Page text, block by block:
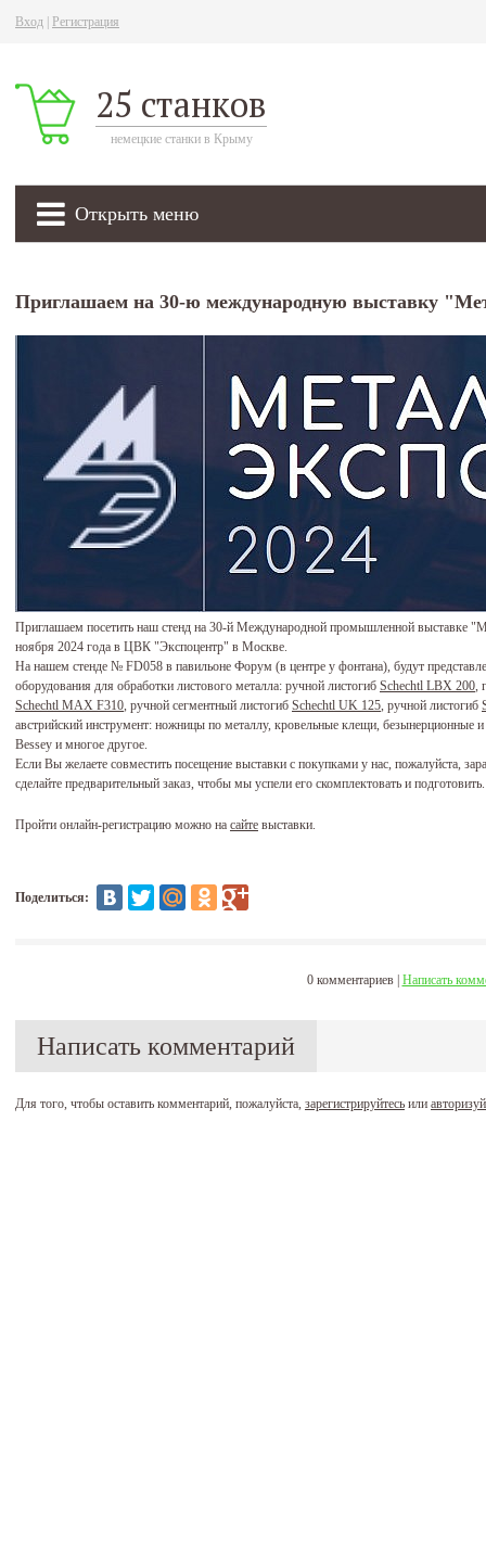
Вход Регистрация
25 станков
немецкие станки в Крыму
Открыть меню
Приглашаем на 30-ю международную выставку
Приглашаем посетить наш стенд на 30-й Международной промышленной выставке
ноября 2024 года в ЦВК "Экспоцентр" в Москве.
На нашем стенде № FD058 в павильоне Форум (в центре у фонтана), будут
оборудования для обработки листового металла: ручной листогиб Schechtl LBX 200,
Schechtl MAX F310, ручной сегментный листогиб Schechtl UK 125, ручной листогиб
австрийский инструмент: ножницы по металлу, кровельные клещи,
Bessey и многое другое.
Если Вы желаете совместить посещение выставки с покупками у нас, пожалуйста,
сделайте предварительный заказ, чтобы мы успели его скомплектовать и подготовить.
Пройти онлайн-регистрацию можно на сайте выставки.
Поделиться:
0 комментариев | Написать
Написать комментарий
Для того, чтобы оставить комментарий, пожалуйста, зарегистрируйтесь или